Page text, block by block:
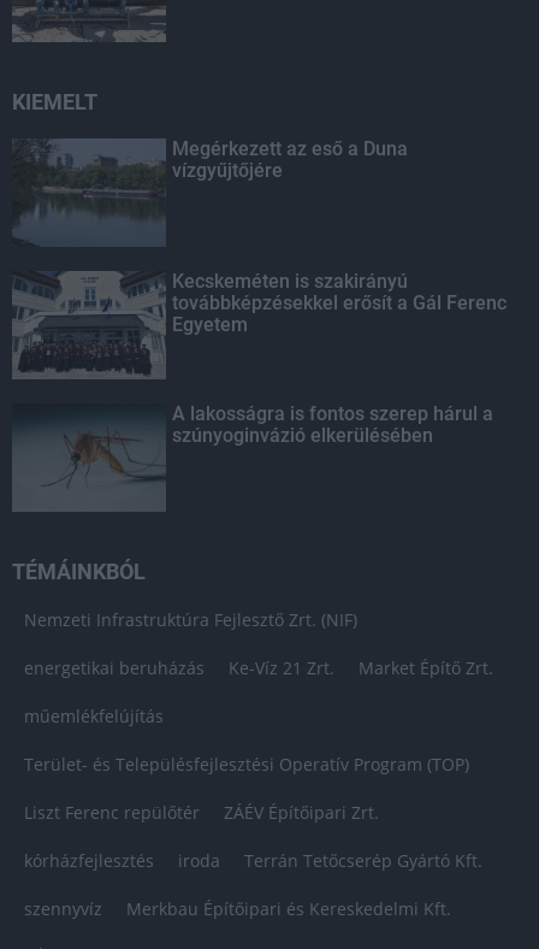
KIEMELT
Megérkezett az eső a Duna
vízgyűjtőjére
Kecskeméten is szakirányú
továbbképzésekkel erősít a Gál Ferenc
Egyetem
A lakosságra is fontos szerep hárul a
szúnyoginvázió elkerülésében
TÉMÁINKBÓL
Nemzeti Infrastruktúra Fejlesztő Zrt. (NIF)
energetikai beruházás Ke-Víz 21 Zrt. Market Építő Zrt.
műemlékfelújítás
Terület- és Településfejlesztési Operatív Program (TOP)
Liszt Ferenc repülőtér ZÁÉV Építőipari Zrt.
kórházfejlesztés iroda Terrán Tetőcserép Gyártó Kft.
szennyvíz Merkbau Építőipari és Kereskedelmi Kft.